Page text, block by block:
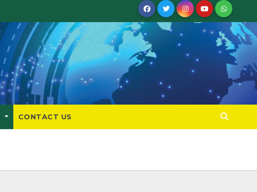
CONTACT US